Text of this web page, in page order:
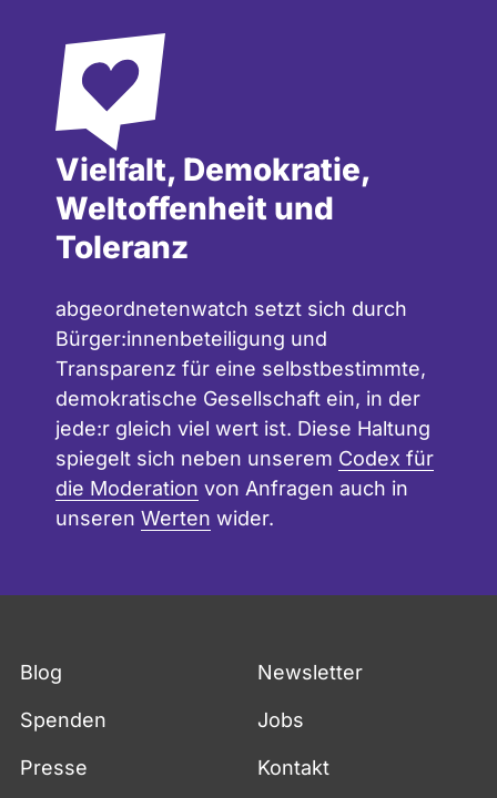
Vielfalt, Demokratie,
Weltoffenheit und
Toleranz
abgeordnetenwatch setzt sich durch
Bürger:innenbeteiligung und
Transparenz für eine selbstbestimmte,
demokratische Gesellschaft ein, in der
jede:r gleich viel wert ist. Diese Haltung
spiegelt sich neben unserem Codex für
die Moderation von Anfragen auch in
unseren Werten wider.
Blog Newsletter
Spenden Jobs
Presse Kontakt